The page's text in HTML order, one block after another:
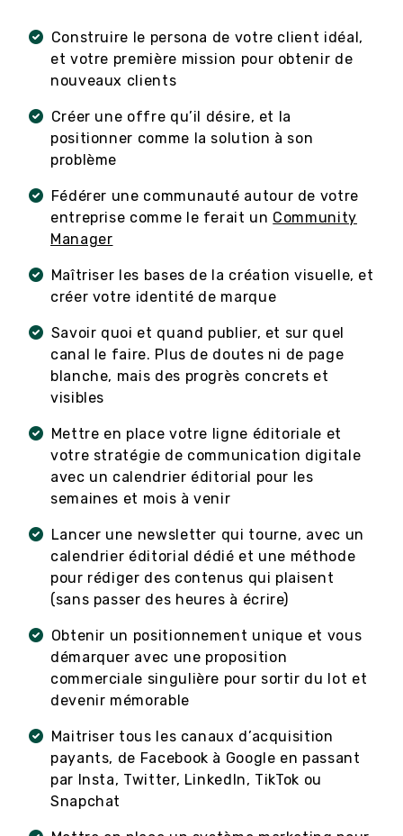
Construire le persona de votre client idéal,
et votre première mission pour obtenir de
nouveaux clients
Créer une offre qu’il désire, et la
positionner comme la solution à son
problème
Fédérer une communauté autour de votre
entreprise comme le ferait un Community
Manager
Maîtriser les bases de la création visuelle, et
créer votre identité de marque
Savoir quoi et quand publier, et sur quel
canal le faire. Plus de doutes ni de page
blanche, mais des progrès concrets et
visibles
Mettre en place votre ligne éditoriale et
votre stratégie de communication digitale
avec un calendrier éditorial pour les
semaines et mois à venir
Lancer une newsletter qui tourne, avec un
calendrier éditorial dédié et une méthode
pour rédiger des contenus qui plaisent
(sans passer des heures à écrire)
Obtenir un positionnement unique et vous
démarquer avec une proposition
commerciale singulière pour sortir du lot et
devenir mémorable
Maitriser tous les canaux d’acquisition
payants, de Facebook à Google en passant
par Insta, Twitter, LinkedIn, TikTok ou
Snapchat